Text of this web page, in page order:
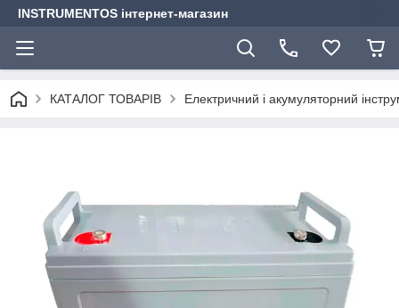
INSTRUMENTOS інтернет-магазин
КАТАЛОГ ТОВАРІВ Електричний і акумуляторний